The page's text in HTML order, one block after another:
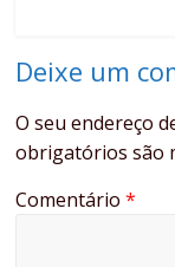
Deixe um
O seu endereço
obrigatórios são
Comentário*